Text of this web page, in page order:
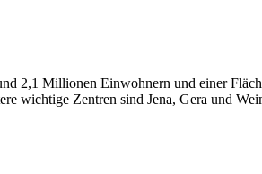
2,1 Millionen Einwohnern und einer
wichtige Zentren sind Jena, Gera und